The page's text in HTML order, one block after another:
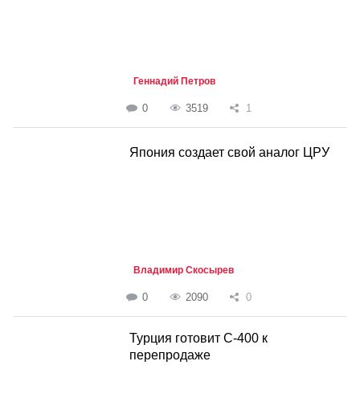
Геннадий Петров
0 3519 1
Япония создает свой аналог ЦРУ
Владимир Скосырев
0 2090 0
Турция готовит С-400 к
перепродаже